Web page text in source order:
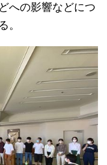
への影響などにつ
。